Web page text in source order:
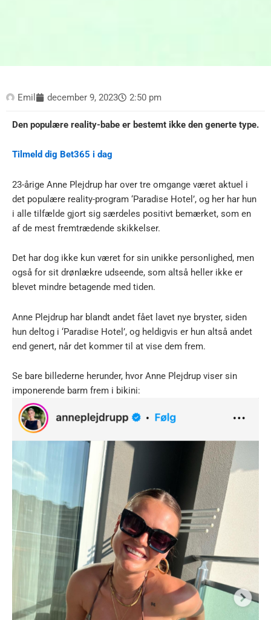
Emil december 9, 2023 2:50 pm
Den populære reality-babe er bestemt ikke den generte type.
Tilmeld dig Bet365 i dag
23-årige Anne Plejdrup har over tre omgange været aktuel i
det populære reality-program ‘Paradise Hotel’, og her har hun
i alle tilfælde gjort sig særdeles positivt bemærket, som en
af de mest fremtrædende skikkelser.
Det har dog ikke kun været for sin unikke personlighed, men
også for sit drønlækre udseende, som altså heller ikke er
blevet mindre betagende med tiden.
Anne Plejdrup har blandt andet fået lavet nye bryster, siden
hun deltog i ‘Paradise Hotel’, og heldigvis er hun altså andet
end genert, når det kommer til at vise dem frem.
Se bare billederne herunder, hvor Anne Plejdrup viser sin
imponerende barm frem i bikini: